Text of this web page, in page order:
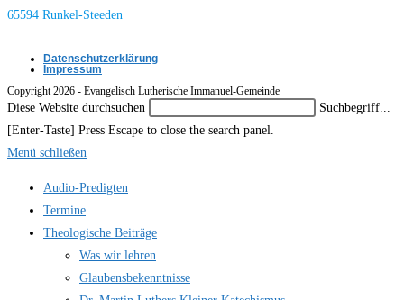
65594 Runkel-Steeden
Datenschutzerklärung
Impressum
Copyright 2026 - Evangelisch Lutherische Immanuel-Gemeinde
Diese Website durchsuchen
Suchbegriff...
[Enter-Taste] Press Escape to close the search panel.
Menü schließen
Audio-Predigten
Termine
Theologische Beiträge
Was wir lehren
Glaubensbekenntnisse